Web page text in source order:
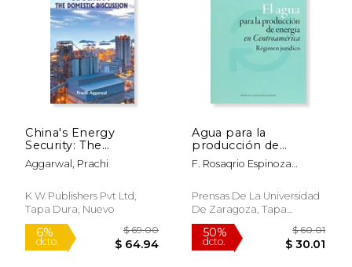
15%
dcto. dcto.
China's Energy
Security: The
Domestic Discussion
(en Inglés)
Aggarwal, Prachi
K W Publishers Pvt Ltd,
Tapa Dura, Nuevo
Agua para la
producción de
energía en
Centroamérica, El
F. Rosaqrio Espinoza
Prensas De La Universidad
De Zaragoza, Tapa
Blanda, Nuevo